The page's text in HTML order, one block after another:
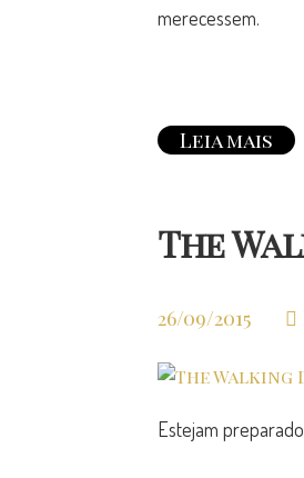
merecessem.
Leia mais
The
26/09/2015
Estejam